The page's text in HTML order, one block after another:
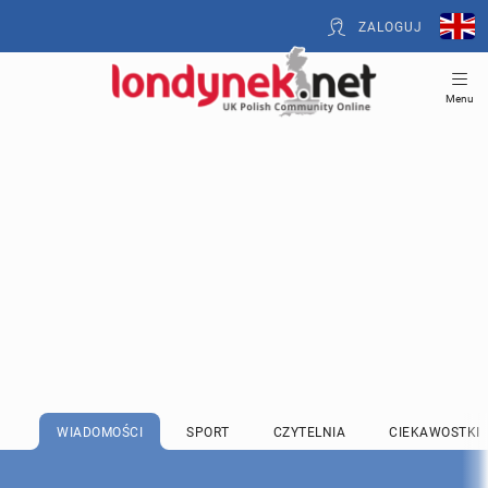
ZALOGUJ
Menu
WIADOMOŚCI SPORT CZYTELNIA CIEKAWOSTKI